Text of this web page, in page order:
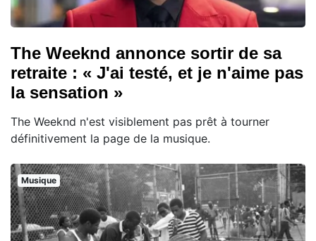
The Weeknd annonce sortir de sa
retraite : « J'ai testé, et je n'aime pas
la sensation »
The Weeknd n'est visiblement pas prêt à tourner
définitivement la page de la musique.
Musique